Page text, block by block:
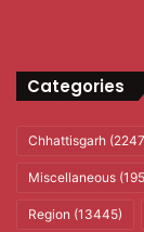
Categories
Chhattisgarh
Miscellaneous
Region (13445)